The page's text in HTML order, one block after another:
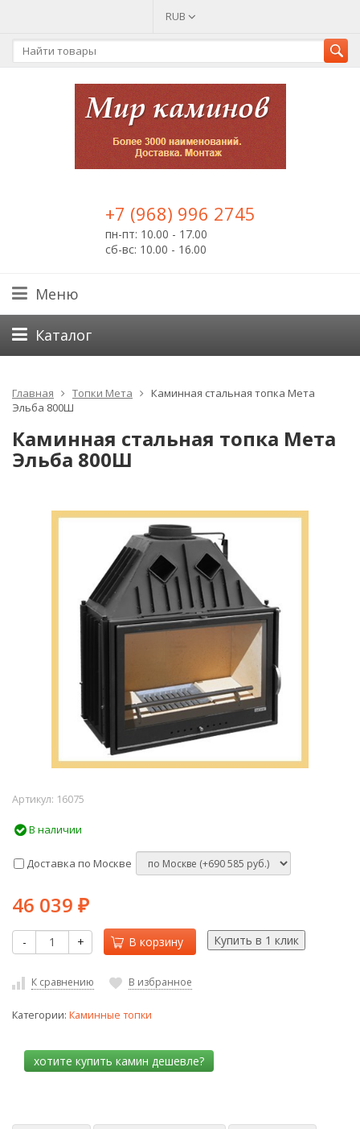
RUB
+7 (968) 996 2745
пн-пт: 10.00 - 17.00
сб-вс: 10.00 - 16.00
Меню
Каталог
Главная Топки Мета
Каминная стальная топка Мета
Эльба 800Ш
Каминная стальная топка Мета
Эльба 800Ш
Артикул: 16075
В наличии
Доставка по Москве
46 039 ₽
- + В корзину
К сравнению В избранное
Категории: Каминные топки